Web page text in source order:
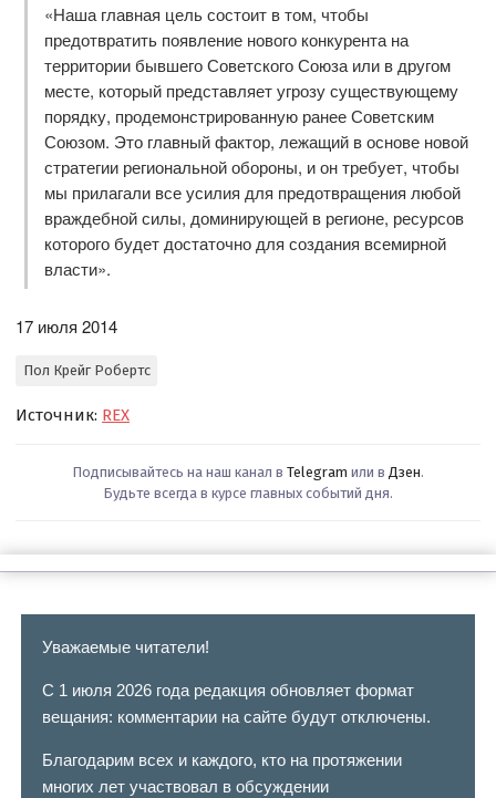
«Наша главная цель состоит в том, чтобы
предотвратить появление нового конкурента на
территории бывшего Советского Союза или в другом
месте, который представляет угрозу существующему
порядку, продемонстрированную ранее Советским
Союзом. Это главный фактор, лежащий в основе новой
стратегии региональной обороны, и он требует, чтобы
мы прилагали все усилия для предотвращения любой
враждебной силы, доминирующей в регионе, ресурсов
которого будет достаточно для создания всемирной
власти».
17 июля 2014
Пол Крейг Робертс
Источник: REX
Подписывайтесь на наш канал в Telegram или в Дзен.
Будьте всегда в курсе главных событий дня.
Уважаемые читатели!
С 1 июля 2026 года редакция обновляет формат
вещания: комментарии на сайте будут отключены.
Благодарим всех и каждого, кто на протяжении
многих лет участвовал в обсуждении